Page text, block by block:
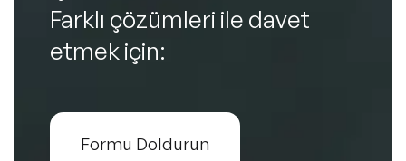
Farklı çözümleri ile davet
etmek için:
Formu Doldurun